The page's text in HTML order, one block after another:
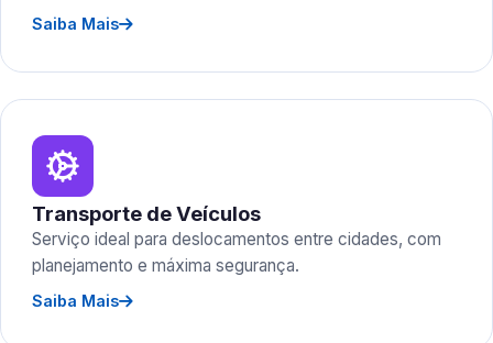
Saiba Mais
Transporte de Veículos
Serviço ideal para deslocamentos entre cidades, com
planejamento e máxima segurança.
Saiba Mais